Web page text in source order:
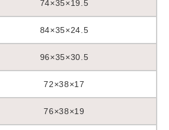
74×35×19.5
84×35×24.5
96×35×30.5
72×38×17
76×38×19